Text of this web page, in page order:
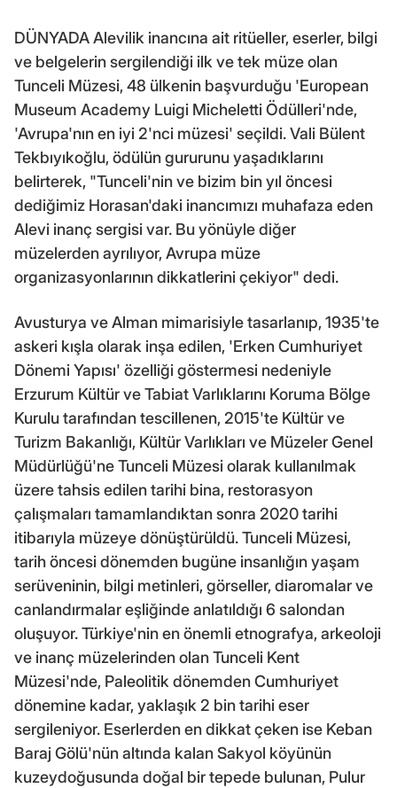
DÜNYADA Alevilik inancına ait ritüeller, eserler, bilgi
ve belgelerin sergilendiği ilk ve tek müze olan
Tunceli Müzesi, 48 ülkenin başvurduğu 'European
Museum Academy Luigi Micheletti Ödülleri'nde,
'Avrupa'nın en iyi 2'nci müzesi' seçildi. Vali Bülent
Tekbıyıkoğlu, ödülün gururunu yaşadıklarını
belirterek, "Tunceli'nin ve bizim bin yıl öncesi
dediğimiz Horasan'daki inancımızı muhafaza eden
Alevi inanç sergisi var. Bu yönüyle diğer
müzelerden ayrılıyor, Avrupa müze
organizasyonlarının dikkatlerini çekiyor" dedi.
Avusturya ve Alman mimarisiyle tasarlanıp, 1935'te
askeri kışla olarak inşa edilen, 'Erken Cumhuriyet
Dönemi Yapısı' özelliği göstermesi nedeniyle
Erzurum Kültür ve Tabiat Varlıklarını Koruma Bölge
Kurulu tarafından tescillenen, 2015'te Kültür ve
Turizm Bakanlığı, Kültür Varlıkları ve Müzeler Genel
Müdürlüğü'ne Tunceli Müzesi olarak kullanılmak
üzere tahsis edilen tarihi bina, restorasyon
çalışmaları tamamlandıktan sonra 2020 tarihi
itibarıyla müzeye dönüştürüldü. Tunceli Müzesi,
tarih öncesi dönemden bugüne insanlığın yaşam
serüveninin, bilgi metinleri, görseller, diaromalar ve
canlandırmalar eşliğinde anlatıldığı 6 salondan
oluşuyor. Türkiye'nin en önemli etnografya, arkeoloji
ve inanç müzelerinden olan Tunceli Kent
Müzesi'nde, Paleolitik dönemden Cumhuriyet
dönemine kadar, yaklaşık 2 bin tarihi eser
sergileniyor. Eserlerden en dikkat çeken ise Keban
Baraj Gölü'nün altında kalan Sakyol köyünün
kuzeydoğusunda doğal bir tepede bulunan, Pulur